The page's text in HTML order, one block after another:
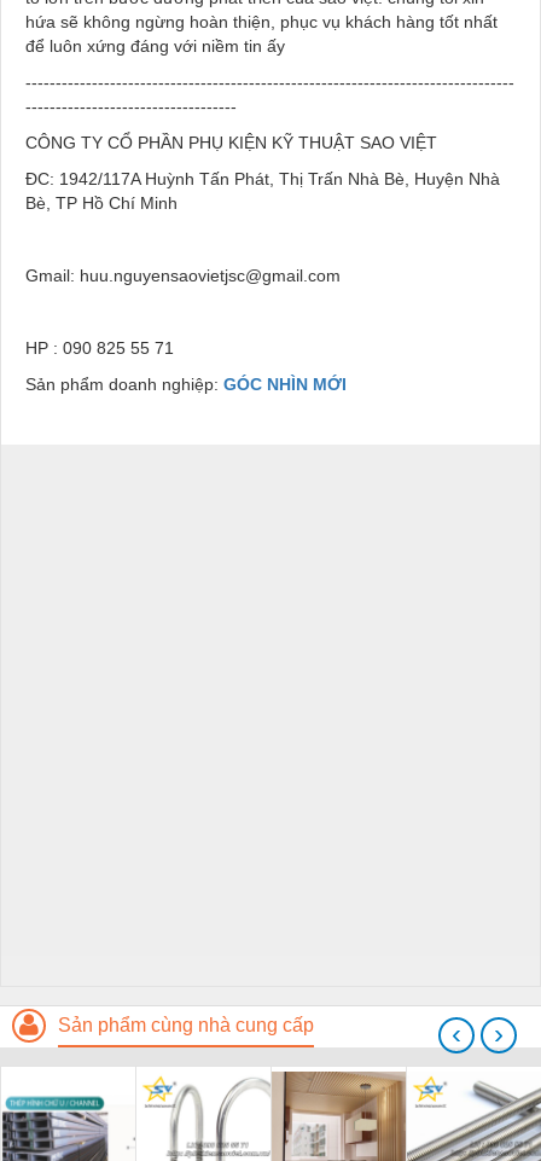
hứa sẽ không ngừng hoàn thiện, phục vụ khách hàng tốt nhất
để luôn xứng đáng với niềm tin ấy
---------------------------------------------------------------------------------
-----------------------------------
CÔNG TY CỔ PHẦN PHỤ KIỆN KỸ THUẬT SAO VIỆT
ĐC: 1942/117A Huỳnh Tấn Phát, Thị Trấn Nhà Bè, Huyện Nhà
Bè, TP Hồ Chí Minh
Gmail: huu.nguyensaovietjsc@gmail.com
HP : 090 825 55 71
Sản phẩm doanh nghiệp: GÓC NHÌN MỚI
Sản phẩm cùng nhà cung cấp ‹ ›